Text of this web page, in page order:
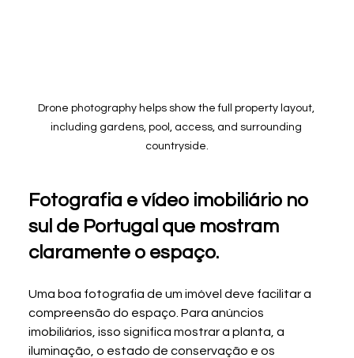
Drone photography helps show the full property layout,
including gardens, pool, access, and surrounding
countryside.
Fotografia e vídeo imobiliário no
sul de Portugal que mostram
claramente o espaço.
Uma boa fotografia de um imóvel deve facilitar a
compreensão do espaço. Para anúncios
imobiliários, isso significa mostrar a planta, a
iluminação, o estado de conservação e os